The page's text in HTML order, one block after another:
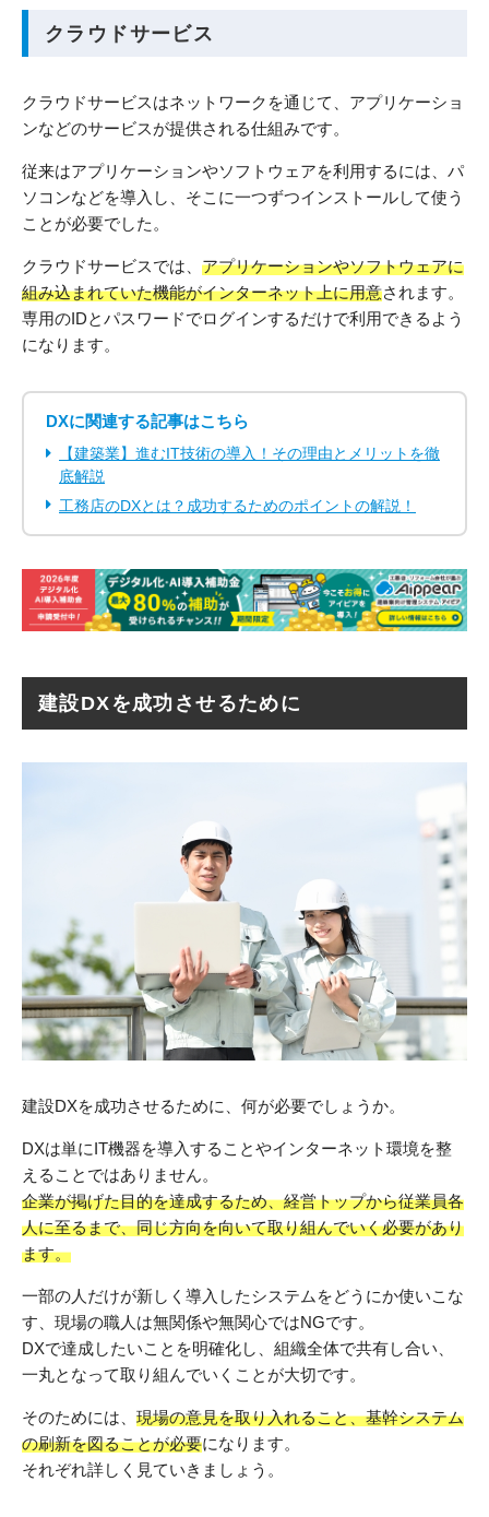
クラウドサービス
クラウドサービスはネットワークを通じて、アプリケーショ
ンなどのサービスが提供される仕組みです。
従来はアプリケーションやソフトウェアを利用するには、パ
ソコンなどを導入し、そこに一つずつインストールして使う
ことが必要でした。
クラウドサービスでは、 アプリケーションやソフトウェアに
組み込まれていた機能がインターネット上に用意されます。
専用のIDとパスワードでログインするだけで利用できるよう
になります。
DXに関連する記事はこちら
【建築業】進むIT技術の導入！その理由とメリットを徹
底解説
工務店のDXとは？成功するためのポイントの解説！
建設DXを成功させるために
建設DXを成功させるために、何が必要でしょうか。
DXは単にIT機器を導入することやインターネット環境を整
えることではありません。
企業が掲げた目的を達成するため、経営トップから従業員各
人に至るまで、同じ方向を向いて取り組んでいく必要があり
ます。
一部の人だけが新しく導入したシステムをどうにか使いこな
す、現場の職人は無関係や無関心ではNGです。
DXで達成したいことを明確化し、組織全体で共有し合い、
一丸となって取り組んでいくことが大切です。
そのためには、 現場の意見を取り入れること、基幹システム
の刷新を図ることが必要になります。
それぞれ詳しく見ていきましょう。